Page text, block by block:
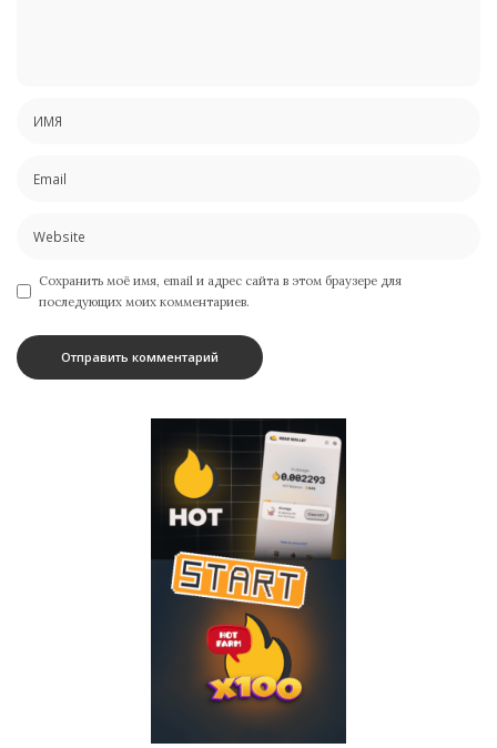
Сохранить моё имя, email и адрес сайта в этом браузере для
последующих моих комментариев.